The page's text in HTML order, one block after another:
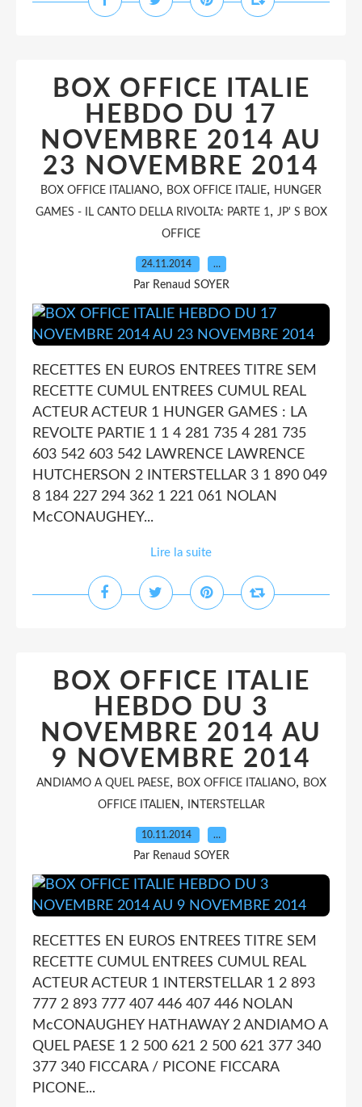
BOX OFFICE ITALIE
HEBDO DU 17
NOVEMBRE 2014 AU
23 NOVEMBRE 2014
BOX OFFICE ITALIANO, BOX OFFICE ITALIE, HUNGER
GAMES - IL CANTO DELLA RIVOLTA: PARTE 1, JP' S BOX
OFFICE
24.11.2014 …
Par Renaud SOYER
RECETTES EN EUROS ENTREES TITRE SEM
RECETTE CUMUL ENTREES CUMUL REAL
ACTEUR ACTEUR 1 HUNGER GAMES : LA
REVOLTE PARTIE 1 1 4 281 735 4 281 735
603 542 603 542 LAWRENCE LAWRENCE
HUTCHERSON 2 INTERSTELLAR 3 1 890 049
8 184 227 294 362 1 221 061 NOLAN
McCONAUGHEY...
Lire la suite
BOX OFFICE ITALIE
HEBDO DU 3
NOVEMBRE 2014 AU
9 NOVEMBRE 2014
ANDIAMO A QUEL PAESE, BOX OFFICE ITALIANO, BOX
OFFICE ITALIEN , INTERSTELLAR
10.11.2014 …
Par Renaud SOYER
RECETTES EN EUROS ENTREES TITRE SEM
RECETTE CUMUL ENTREES CUMUL REAL
ACTEUR ACTEUR 1 INTERSTELLAR 1 2 893
777 2 893 777 407 446 407 446 NOLAN
McCONAUGHEY HATHAWAY 2 ANDIAMO A
QUEL PAESE 1 2 500 621 2 500 621 377 340
377 340 FICCARA / PICONE FICCARA
PICONE...